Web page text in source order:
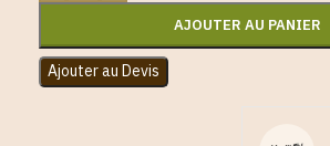
AJOUTER AU PANIER
Ajouter au Devis